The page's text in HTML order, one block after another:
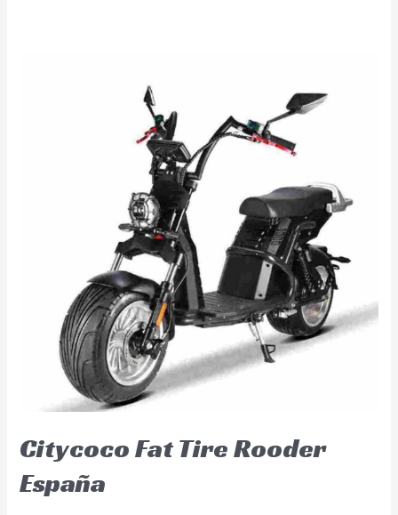
Citycoco Fat Tire Rooder
España